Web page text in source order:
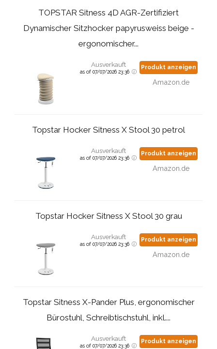
TOPSTAR Sitness 4D AGR-Zertifiziert
Dynamischer Sitzhocker papyrusweiss beige -
ergonomischer...
Ausverkauft
as of 07/07/2026 23:36
Produkt anzeigen
Amazon.de
Topstar Hocker Sitness X Stool 30 petrol
Ausverkauft
as of 07/07/2026 23:36
Produkt anzeigen
Amazon.de
Topstar Hocker Sitness X Stool 30 grau
Ausverkauft
as of 07/07/2026 23:36
Produkt anzeigen
Amazon.de
Topstar Sitness X-Pander Plus, ergonomischer
Bürostuhl, Schreibtischstuhl, inkl....
Ausverkauft
as of 07/07/2026 23:36
Produkt anzeigen